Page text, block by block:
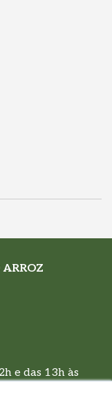
e das 13h às